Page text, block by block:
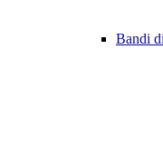
Bandi